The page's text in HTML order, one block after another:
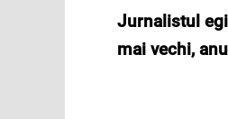
Jurnalistul
mai vechi,